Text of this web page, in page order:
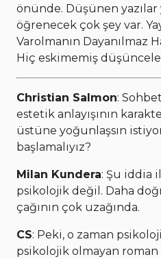
önünde. Düşünen yazılar
öğrenecek çok şey var.
Varolmanın Dayanılmaz
Hiç eskimemiş
Christian Salmon:
estetik anlayışının
üstüne yoğunlaşsın
başlamalıyız?
Milan Kundera: Şu iddia
psikolojik değil. Daha
çağının çok uzağında.
CS: Peki, o zaman
psikolojik olmayan